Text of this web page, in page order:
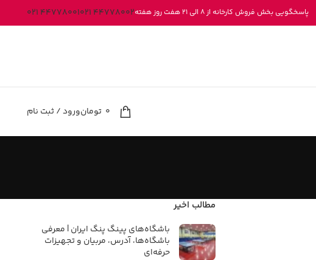
پاسخگویی بخش فروش کارخانه از 8 الی 21 هفت روز هفته 44778002 021
44778001 021
تومان 0 ورود / ثبت نام
مطالب اخیر
باشگاه‌های پینگ پنگ ایران | معرفی
باشگاه‌ها، آدرس، مربیان و تجهیزات
حرفه‌ای